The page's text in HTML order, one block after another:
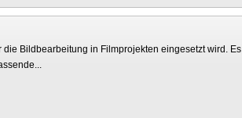
Bildbearbeitung in Filmprojekten eingesetzt wird. Es